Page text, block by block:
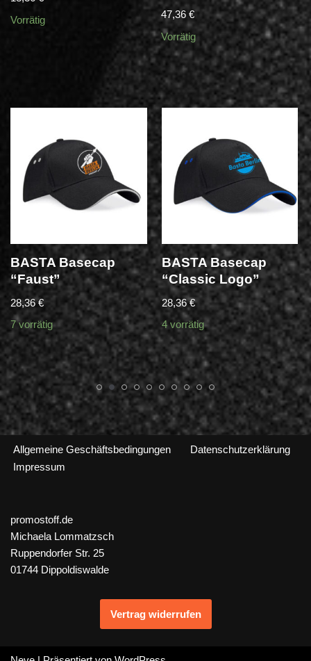
Vorrätig
47,36€
Vorrätig
BASTA Basecap
“Faust”
28,36€
7 vorrätig
BASTA Basecap
“Classic Logo”
28,36€
4 vorrätig
Allgemeine Geschäftsbedingungen
Datenschutzerklärung
Impressum
promostoff.de
Michaela Lommatzsch
Ruppendorfer Str. 25
01744 Dippoldiswalde
Vertrag widerrufen